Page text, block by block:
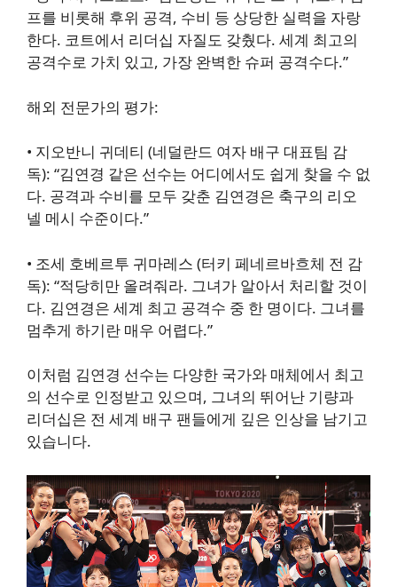
프를 비롯해 후위 공격, 수비 등 상당한 실력을 자랑
한다. 코트에서 리더십 자질도 갖췄다. 세계 최고의
공격수로 가치 있고, 가장 완벽한 슈퍼 공격수다.”
해외 전문가의 평가:
• 지오반니 귀데티 (네덜란드 여자 배구 대표팀 감
독): “김연경 같은 선수는 어디에서도 쉽게 찾을 수 없
다. 공격과 수비를 모두 갖춘 김연경은 축구의 리오
넬 메시 수준이다.”
• 조세 호베르투 귀마레스 (터키 페네르바흐체 전 감
독): “적당히만 올려줘라. 그녀가 알아서 처리할 것이
다. 김연경은 세계 최고 공격수 중 한 명이다. 그녀를
멈추게 하기란 매우 어렵다.”
이처럼 김연경 선수는 다양한 국가와 매체에서 최고
의 선수로 인정받고 있으며, 그녀의 뛰어난 기량과
리더십은 전 세계 배구 팬들에게 깊은 인상을 남기고
있습니다.